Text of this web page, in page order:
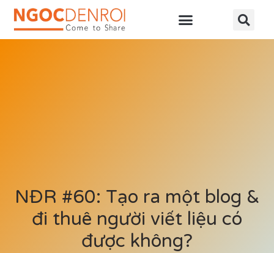
NĐR #60: Tạo ra một blog &
đi thuê người viết liệu có
được không?